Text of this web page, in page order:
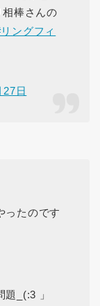
棒さんの
ングフィ
27日
ったのです
_(:3 」